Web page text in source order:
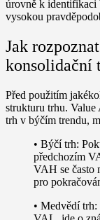
úrovně k identifikaci
vysokou
Jak
konsolidační
Před použitím
strukturu trhu.
trh v býčím trendu,
• Býčí trh:
předchozím
VAH se často
pro
• Medvědí trh: